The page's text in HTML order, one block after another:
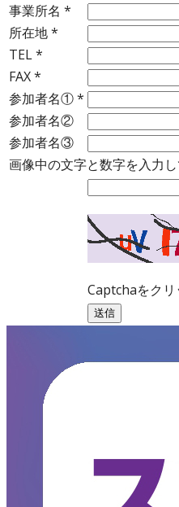
事業所名 *
所在地*
TEL*
FAX*
参加者名①*
参加者名②
参加者名③
画像中の文字と数字を入力し
Captchaをクリ